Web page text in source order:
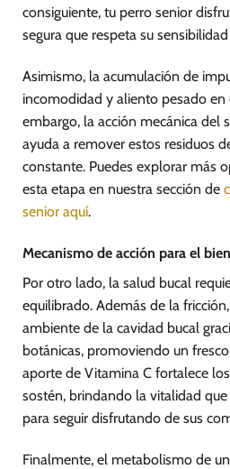
consiguiente, tu perro senior
segura que respeta su
Asimismo, la acumulación de
incomodidad y aliento pesado en
embargo, la acción mecánica del
ayuda a remover estos residuos
constante. Puedes explorar más
esta etapa en nuestra sección de
senior aquí.
Mecanismo de acción para el
Por otro lado, la salud bucal
equilibrado. Además de la
ambiente de la cavidad bucal
botánicas, promoviendo un
aporte de Vitamina C fortalece
sostén, brindando la vitalidad
para seguir disfrutando de sus
Finalmente, el metabolismo de